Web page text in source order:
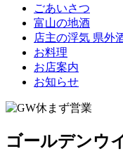
ごあいさつ
富山の地酒
店主の浮気 県外
お料理
お店案内
お知らせ
ゴールデンウ